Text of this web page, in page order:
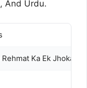
And Urdu.
Rehmat Ka Ek Jhoka